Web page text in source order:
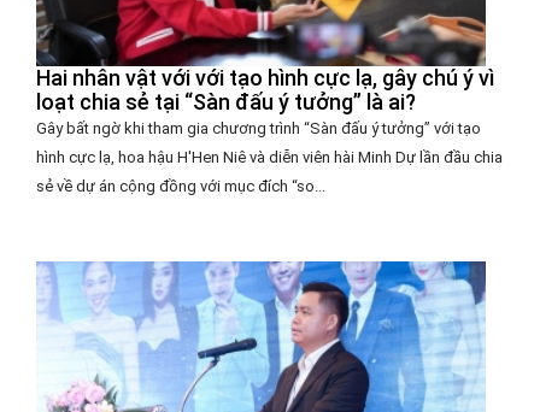
Hai nhân vật với với tạo hình cực lạ, gây chú ý vì
loạt chia sẻ tại “Sàn đấu ý tưởng” là ai?
Gây bất ngờ khi tham gia chương trình “Sàn đấu ý tưởng” với tạo
hình cực lạ, hoa hậu H'Hen Niê và diễn viên hài Minh Dự lần đầu chia
sẻ về dự án cộng đồng với mục đích “so...